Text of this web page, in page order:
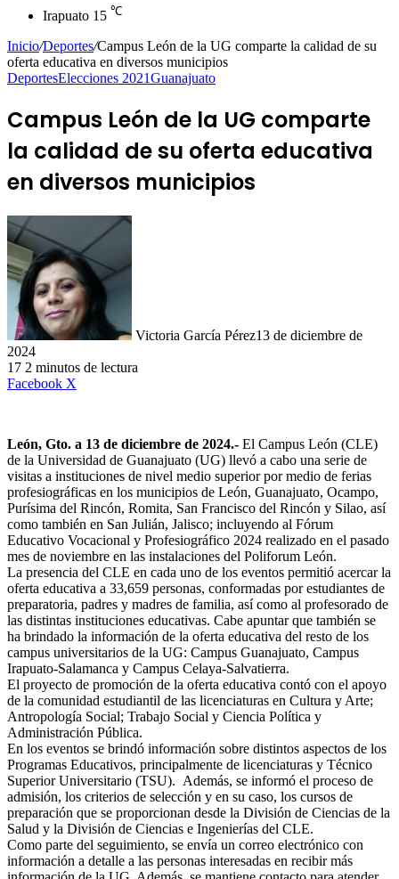
Irapuato 15 ℃
Inicio/Deportes/Campus León de la UG comparte la calidad de su
oferta educativa en diversos municipios
DeportesElecciones 2021Guanajuato
Campus León de la UG comparte
la calidad de su oferta educativa
en diversos municipios
Victoria García Pérez13 de diciembre de
2024
17 2 minutos de lectura
Facebook X
León, Gto. a 13 de diciembre de 2024.- El Campus León (CLE)
de la Universidad de Guanajuato (UG) llevó a cabo una serie de
visitas a instituciones de nivel medio superior por medio de ferias
profesiográficas en los municipios de León, Guanajuato, Ocampo,
Purísima del Rincón, Romita, San Francisco del Rincón y Silao, así
como también en San Julián, Jalisco; incluyendo al Fórum
Educativo Vocacional y Profesiográfico 2024 realizado en el pasado
mes de noviembre en las instalaciones del Poliforum León.
La presencia del CLE en cada uno de los eventos permitió acercar la
oferta educativa a 33,659 personas, conformadas por estudiantes de
preparatoria, padres y madres de familia, así como al profesorado de
las distintas instituciones educativas. Cabe apuntar que también se
ha brindado la información de la oferta educativa del resto de los
campus universitarios de la UG: Campus Guanajuato, Campus
Irapuato-Salamanca y Campus Celaya-Salvatierra.
El proyecto de promoción de la oferta educativa contó con el apoyo
de la comunidad estudiantil de las licenciaturas en Cultura y Arte;
Antropología Social; Trabajo Social y Ciencia Política y
Administración Pública.
En los eventos se brindó información sobre distintos aspectos de los
Programas Educativos, principalmente de licenciaturas y Técnico
Superior Universitario (TSU). Además, se informó el proceso de
admisión, los criterios de selección y en su caso, los cursos de
preparación que se proporcionan desde la División de Ciencias de la
Salud y la División de Ciencias e Ingenierías del CLE.
Como parte del seguimiento, se envía un correo electrónico con
información a detalle a las personas interesadas en recibir más